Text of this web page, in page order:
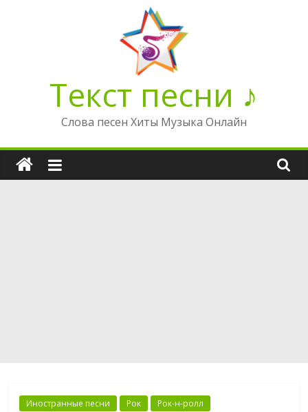
Текст песни ♪
Слова песен Хиты Музыка Онлайн
Иностранные песни Рок Рок-н-ролл